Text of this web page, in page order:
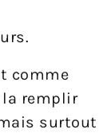
comme
la remplir
surtout